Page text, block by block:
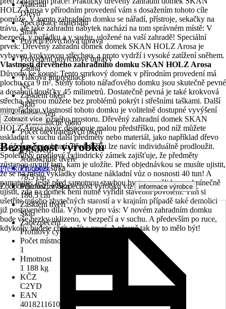
Materiál
Dřevo
Specifikace materiálu
Smrk
Povrch/Povrchová úprava
-
Provedení povrchové úpravy
Žádná
Tlaková impregnace
Ne
Zasklení oken
Sklo
Počet oken
1 jednoduché okno
Počet otevíratelných oken
1
Typ dveří
Jednokřídlé dveře
Průchozí šířka
78,5 cm
Průchozí výška
186,5 cm
Zasklení dveří
Sklo
Zabezpečení
Profilový cylindrický zámek
Počet místností
1
Hmotnost
1 188 kg
KČZ
C2YD
EAN
4018211610358
HOLZ Arosa v přírodním provedení vám s dosažením tohoto cíle
pomůže. V tomto zahradním domku se nářadí, přístroje, sekačky na
trávu, ale také zahradní nábytek nachází na tom správném místě: V
bezpečí, v pořádku a v suchu, uložené na vaší zahradě! Speciální
prvek: Dřevěný zahradní domek domek SKAN HOLZ Arosa je
vybaven krokvovou střechou, a proto vydrží i vysoké zatížení sněhem.
Vlastnosti dřevěného zahradního domku SKAN HOLZ Arosa
Důvody ke koupi: Tento smrkový domek v přírodním provedení má
plochu cca 9 m². Stěny tohoto nářaďového domku jsou skutečně pevné
a dosahují tloušťky 45 milimetrů. Dostatečně pevná je také krokvová
střecha, kterou můžete bez problémů pokrýt i střešními taškami. Další
mimořádnou vlastností tohoto domku je volitelně dostupné vyvýšení
stěn pomocí úložného prostoru. Dřevěný zahradní domek SKAN
HOLZ Arosa navíc disponuje malou předstříšku, pod níž můžete
uskladnit v suchu další předměty nebo materiál, jako například dřevo
za účelem proschnutí. Předstříšku lze navíc individuálně prodloužit.
Spolehlivý profilový cylindrický zámek zajišťuje, že předměty
zůstanou uvnitř tam, kam je uložíte. Před objednávkou se musíte ujistit,
že se na místo vykládky dostane nákladní vůz o nosnosti 40 tun! A
pamatujte: Ještě před samotnou stavbou byste se měli bezpodmínečně
ujistit, zda na domek není nutné vyřídit stavební povolení. Tím si
ušetříte mnoho zbytečných starostí a v krajním případě také demolici
již postaveného díla. Výhody pro vás: V novém zahradním domku
bude vše hezky uklizeno, v bezpečí a v suchu. A především po ruce,
kdykoliv budete chtít začít s prací. A přesně tak by to mělo být!
Zobrazit více
Bezpečnost výrobků
Přeskočit oblast
Zodpovědnost za bezpečnost výrobku viz informace výrobce .